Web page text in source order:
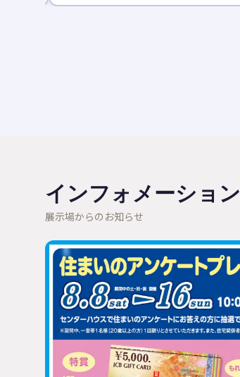
インフォメーション
展示場からのお知らせ